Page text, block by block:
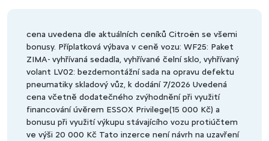
cena uvedena dle aktuálních ceníků Citroën se všemi
bonusy. Příplatková výbava v ceně vozu: WF25: Paket
ZIMA- vyhřívaná sedadla, vyhřívané čelní sklo, vyhřívaný
volant LV02: bezdemontážní sada na opravu defektu
pneumatiky skladový vůz, k dodání 7/2026 Uvedená
cena včetně dodatečného zvýhodnění při využití
financování úvěrem ESSOX Privilege(15 000 Kč) a
bonusu při využití výkupu stávajícího vozu protiúčtem
ve výši 20 000 Kč Tato inzerce není návrh na uzavření